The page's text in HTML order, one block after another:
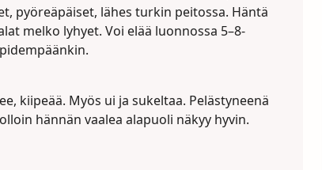
pyöreäpäiset, lähes turkin peitossa. Häntä
melko lyhyet. Voi elää luonnossa 5–8-
kiipeää. Myös ui ja sukeltaa. Pelästyneenä
hännän vaalea alapuoli näkyy hyvin.